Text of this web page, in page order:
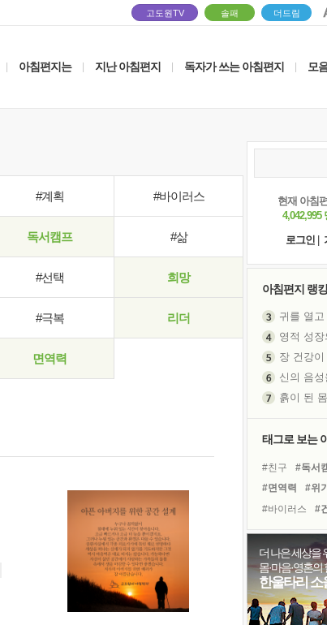
고도원TV 솔패 더드림
아침편지는 지난 아침편지 독자가 쓰는 아침편지 모
#계획 #바이러스
독서캠프 #삶
#선택 희망
#극복 리더
면역력
현재 아침
4,042,995
로그인
아침편지 랭킹
영적 성장
장 건강
신의 음
졸업식
보고 싶
태그로 보는
#친구 #독서
#면역력
#위기
#바이러스
#
#극복
#희망
#유튜브
#힐
#경험
#삶
#
#리더
#링컨
더 나은 세상을
몸·마음·영혼
한울타리 소